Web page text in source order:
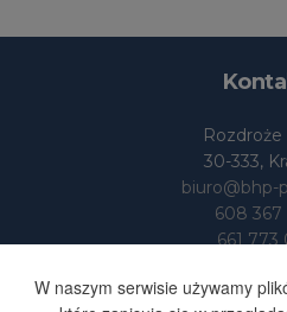
Rozdroże
30-333,
biuro@bhp-
608 367
661 773
W naszym serwisie używamy